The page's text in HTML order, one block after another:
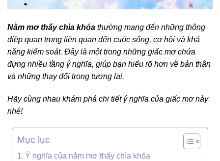
Nằm mơ thấy chìa khóa thường mang đến những thông
điệp quan trọng liên quan đến cuộc sống, cơ hội và khả
năng kiểm soát. Đây là một trong những giấc mơ chứa
đựng nhiều tầng ý nghĩa, giúp bạn hiểu rõ hơn về bản thân
và những thay đổi trong tương lai.
Hãy cùng nhau khám phá chi tiết ý nghĩa của giấc mơ này
nhé!
Mục lục
Ý nghĩa của nằm mơ thấy chìa khóa